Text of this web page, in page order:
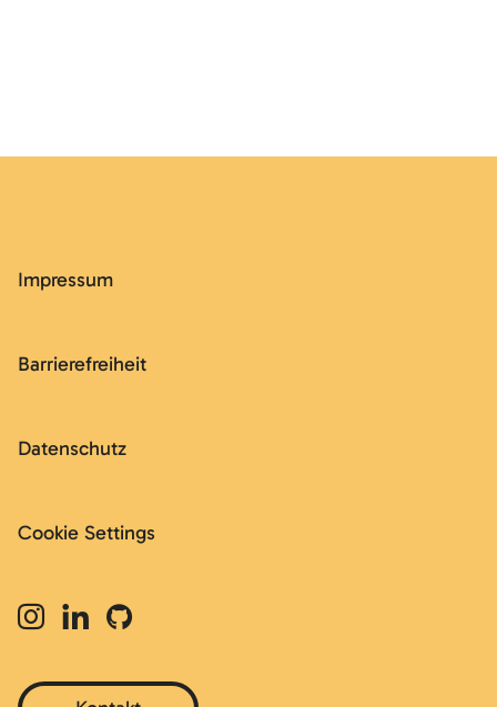
Impressum
Barrierefreiheit
Datenschutz
Cookie Settings